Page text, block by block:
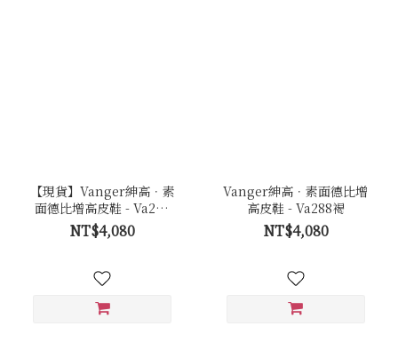
【現貨】Vanger紳高．素
面德比增高皮鞋 - Va288
黑
NT$4,080
Vanger紳高．素面德比增
高皮鞋 - Va288褐
NT$4,080